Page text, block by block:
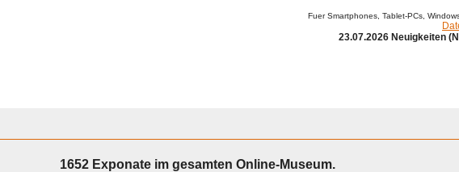
Fuer Smartphones, Tablet-PCs,
23.07.2026 Neuigkeiten
1652 Exponate im gesamten Online-Museum.